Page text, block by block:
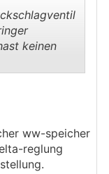
keinen
ww-speicher
reglung